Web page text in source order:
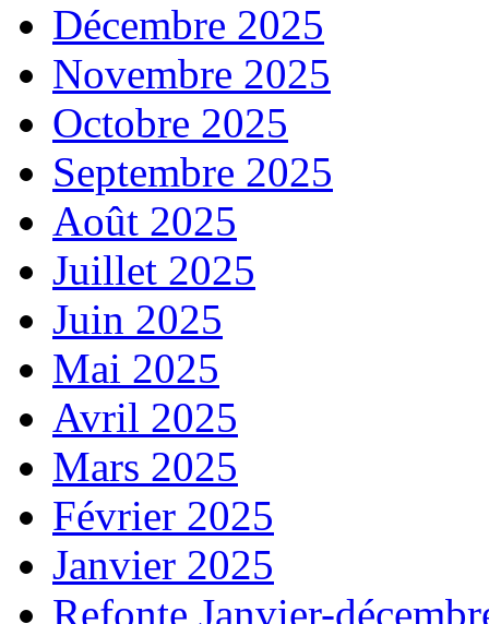
Décembre 2025
Novembre 2025
Octobre 2025
Septembre 2025
Août 2025
Juillet 2025
Juin 2025
Mai 2025
Avril 2025
Mars 2025
Février 2025
Janvier 2025
Refonte Janvier-